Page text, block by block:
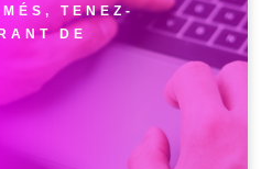
TENEZ-
DE